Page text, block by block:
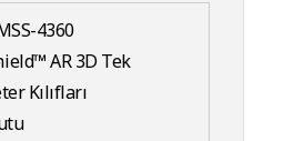
4360
AR 3D Tek
Kılıfları